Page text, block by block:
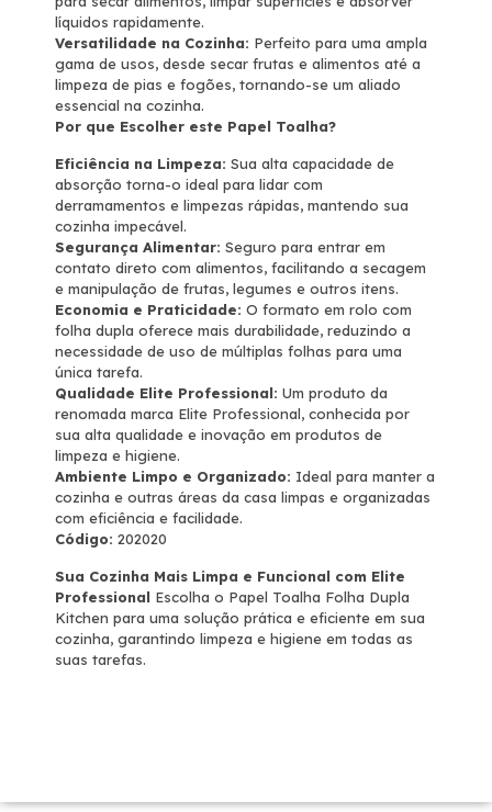
líquidos rapidamente.
Versatilidade na Cozinha: Perfeito para uma ampla
gama de usos, desde secar frutas e alimentos até a
limpeza de pias e fogões, tornando-se um aliado
essencial na cozinha.
Por que Escolher este Papel Toalha?
Eficiência na Limpeza: Sua alta capacidade de
absorção torna-o ideal para lidar com
derramamentos e limpezas rápidas, mantendo sua
cozinha impecável.
Segurança Alimentar: Seguro para entrar em
contato direto com alimentos, facilitando a secagem
e manipulação de frutas, legumes e outros itens.
Economia e Praticidade: O formato em rolo com
folha dupla oferece mais durabilidade, reduzindo a
necessidade de uso de múltiplas folhas para uma
única tarefa.
Qualidade Elite Professional: Um produto da
renomada marca Elite Professional, conhecida por
sua alta qualidade e inovação em produtos de
limpeza e higiene.
Ambiente Limpo e Organizado: Ideal para manter a
cozinha e outras áreas da casa limpas e organizadas
com eficiência e facilidade.
Código: 202020
Sua Cozinha Mais Limpa e Funcional com Elite
Professional Escolha o Papel Toalha Folha Dupla
Kitchen para uma solução prática e eficiente em sua
cozinha, garantindo limpeza e higiene em todas as
suas tarefas.